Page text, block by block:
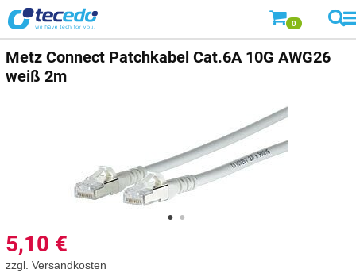
0
Metz Connect Patchkabel Cat.6A 10G AWG26
weiß 2m
5,10 €
zzgl. Versandkosten